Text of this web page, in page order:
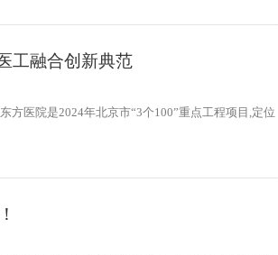
工融合创新典范
方医院是2024年北京市“3个100”重点工程项目,定位